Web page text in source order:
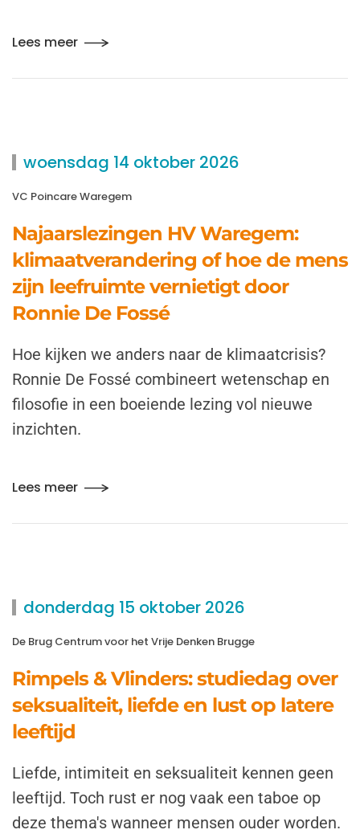
Lees meer
woensdag 14 oktober 2026
VC Poincare Waregem
Najaarslezingen HV Waregem:
klimaatverandering of hoe de mens
zijn leefruimte vernietigt door
Ronnie De Fossé
Hoe kijken we anders naar de klimaatcrisis?
Ronnie De Fossé combineert wetenschap en
filosofie in een boeiende lezing vol nieuwe
inzichten.
Lees meer
donderdag 15 oktober 2026
De Brug Centrum voor het Vrije Denken Brugge
Rimpels & Vlinders: studiedag over
seksualiteit, liefde en lust op latere
leeftijd
Liefde, intimiteit en seksualiteit kennen geen
leeftijd. Toch rust er nog vaak een taboe op
deze thema's wanneer mensen ouder worden.